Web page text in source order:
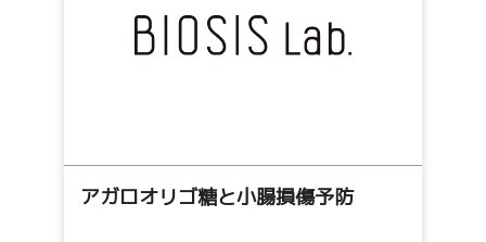
アガロオリゴ糖と小腸損傷予防